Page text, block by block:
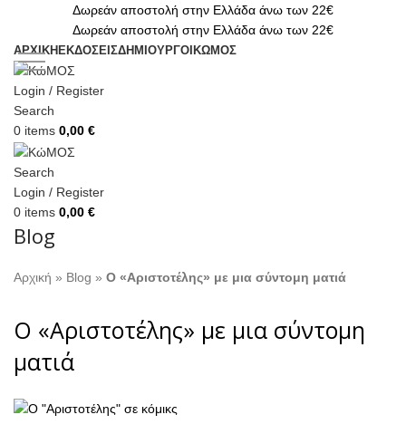
Δωρεάν αποστολή στην Ελλάδα άνω των 22€
Δωρεάν αποστολή στην Ελλάδα άνω των 22€
ΑΡΧΙΚΗ ΕΚΔΟΣΕΙΣΔΗΜΙΟΥΡΓΟΙ ΚΏΜΟΣ
Login / Register
Search
0 items 0,00 €
Search
Login / Register
0 items 0,00 €
Blog
Αρχική » Blog » Ο «Αριστοτέλης» με μια σύντομη ματιά
Ο «Αριστοτέλης» με μια σύντομη
ματιά